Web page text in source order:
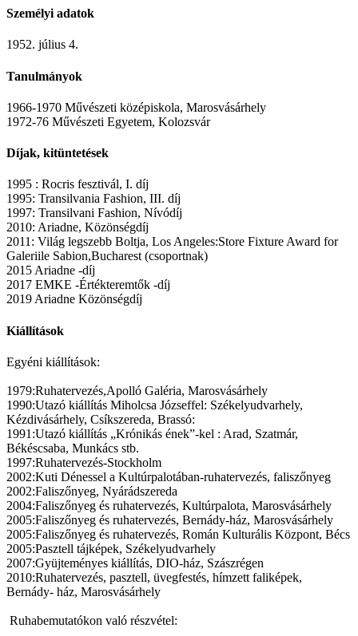
Személyi adatok
1952. július 4.
Tanulmányok
1966-1970 Művészeti középiskola, Marosvásárhely
1972-76 Művészeti Egyetem, Kolozsvár
Díjak, kitüntetések
1995 : Rocris fesztivál, I. díj
1995: Transilvania Fashion, III. díj
1997: Transilvani Fashion, Nívódíj
2010: Ariadne, Közönségdíj
2011: Világ legszebb Boltja, Los Angeles:Store Fixture Award for
Galeriile Sabion,Bucharest (csoportnak)
2015 Ariadne -díj
2017 EMKE -Értékteremtők -díj
2019 Ariadne Közönségdíj
Kiállítások
Egyéni kiállítások:
1979:Ruhatervezés,Apolló Galéria, Marosvásárhely
1990:Utazó kiállítás Miholcsa Józseffel: Székelyudvarhely,
Kézdivásárhely, Csíkszereda, Brassó:
1991:Utazó kiállítás „Krónikás ének”-kel : Arad, Szatmár,
Békéscsaba, Munkács stb.
1997:Ruhatervezés-Stockholm
2002:Kuti Dénessel a Kultúrpalotában-ruhatervezés, faliszőnyeg
2002:Faliszőnyeg, Nyárádszereda
2004:Faliszőnyeg és ruhatervezés, Kultúrpalota, Marosvásárhely
2005:Faliszőnyeg és ruhatervezés, Bernády-ház, Marosvásárhely
2005:Faliszőnyeg és ruhatervezés, Román Kulturális Központ, Bécs
2005:Pasztell tájképek, Székelyudvarhely
2007:Gyüjteményes kiállítás, DIO-ház, Szászrégen
2010:Ruhatervezés, pasztell, üvegfestés, hímzett faliképek,
Bernády- ház, Marosvásárhely
Ruhabemutatókon való részvétel: